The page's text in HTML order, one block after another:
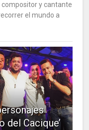
compositor y cantante
el mundo a
del Cacique’